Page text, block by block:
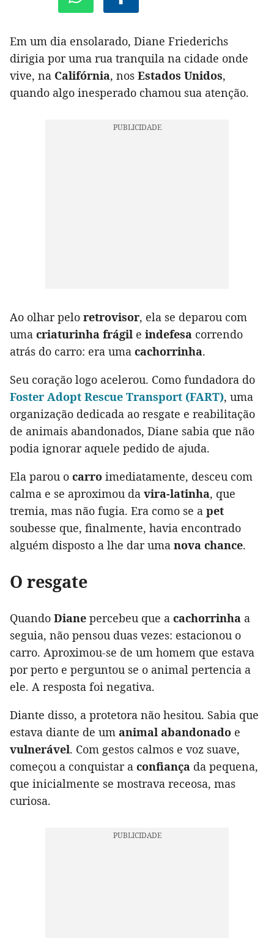
Em um dia ensolarado, Diane Friederichs
dirigia por uma rua tranquila na cidade onde
vive, na Califórnia, nos Estados Unidos,
quando algo inesperado chamou sua atenção.
Ao olhar pelo retrovisor, ela se deparou com
uma criaturinha frágil e indefesa correndo
atrás do carro: era uma cachorrinha.
Seu coração logo acelerou. Como fundadora do
Foster Adopt Rescue Transport (FART), uma
organização dedicada ao resgate e reabilitação
de animais abandonados, Diane sabia que não
podia ignorar aquele pedido de ajuda.
Ela parou o carro imediatamente, desceu com
calma e se aproximou da vira-latinha, que
tremia, mas não fugia. Era como se a pet
soubesse que, finalmente, havia encontrado
alguém disposto a lhe dar uma nova chance.
O resgate
Quando Diane percebeu que a cachorrinha a
seguia, não pensou duas vezes: estacionou o
carro. Aproximou-se de um homem que estava
por perto e perguntou se o animal pertencia a
ele. A resposta foi negativa.
Diante disso, a protetora não hesitou. Sabia que
estava diante de um animal abandonado e
vulnerável. Com gestos calmos e voz suave,
começou a conquistar a confiança da pequena,
que inicialmente se mostrava receosa, mas
curiosa.